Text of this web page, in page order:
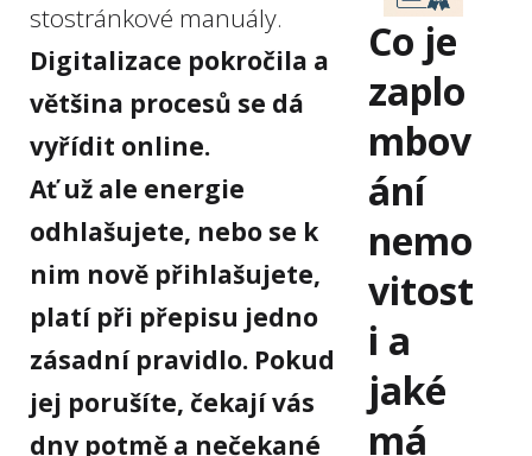
stostránkové manuály.
Digitalizace pokročila a
většina procesů se dá
vyřídit online.
Ať už ale energie
odhlašujete, nebo se k
nim nově přihlašujete,
platí při přepisu jedno
zásadní pravidlo. Pokud
jej porušíte, čekají vás
dny potmě a nečekané
Co je
zaplo
mbov
ání
nemo
vitost
i a
jaké
má